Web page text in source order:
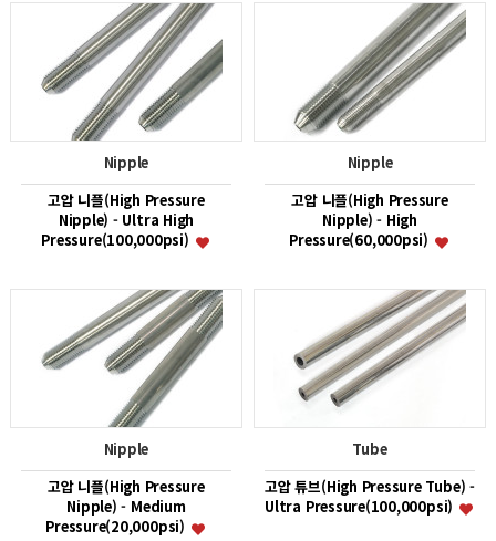
Nipple
고압 니플(High Pressure
Nipple) - Ultra High
Pressure(100,000psi)
Nipple
고압 니플(High Pressure
Nipple) - High
Pressure(60,000psi)
Nipple
고압 니플(High Pressure
Nipple) - Medium
Pressure(20,000psi)
Tube
고압 튜브(High Pressure Tube) -
Ultra Pressure(100,000psi)